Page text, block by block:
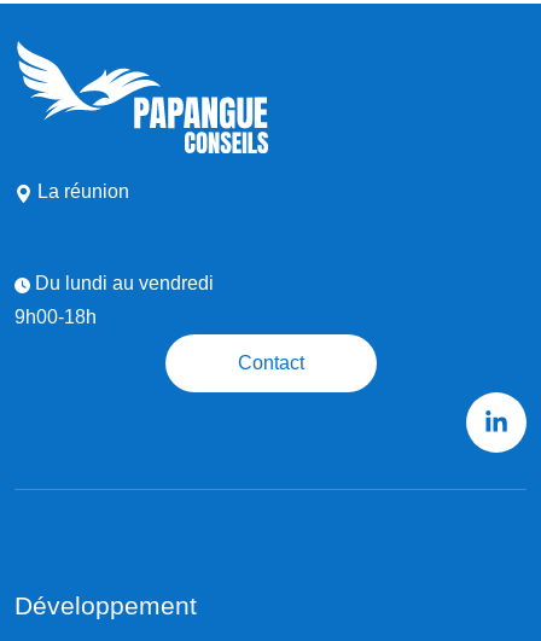
La réunion
Du lundi au vendredi
9h00-18h
Contact
Développement